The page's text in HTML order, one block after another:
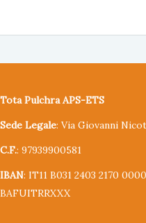
Tota Pulchra APS-ETS
Sede Legale: Via Giovanni
C.F.: 97939900581
IBAN: IT11 B031 2403 2170
BAFUITRRXXX